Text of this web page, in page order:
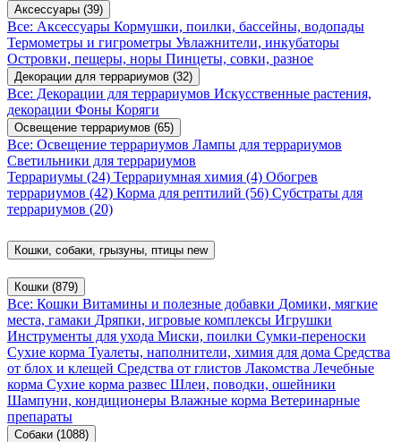
Аксессуары (39)
Все: Аксессуары Кормушки, поилки, бассейны, водопады
Термометры и гигрометры Увлажнители, инкубаторы
Островки, пещеры, норы Пинцеты, совки, разное
Декорации для террариумов (32)
Все: Декорации для террариумов Искусственные растения,
декорации Фоны Коряги
Освещение террариумов (65)
Все: Освещение террариумов Лампы для террариумов
Светильники для террариумов
Террариумы (24) Террариумная химия (4) Обогрев
террариумов (42) Корма для рептилий (56) Субстраты для
террариумов (20)
Кошки, собаки, грызуны, птицы new
Кошки (879)
Все: Кошки Витамины и полезные добавки Домики, мягкие
места, гамаки Дряпки, игровые комплексы Игрушки
Инструменты для ухода Миски, поилки Сумки-переноски
Сухие корма Туалеты, наполнители, химия для дома Средства
от блох и клещей Средства от глистов Лакомства Лечебные
корма Сухие корма развес Шлеи, поводки, ошейники
Шампуни, кондиционеры Влажные корма Ветеринарные
препараты
Собаки (1088)